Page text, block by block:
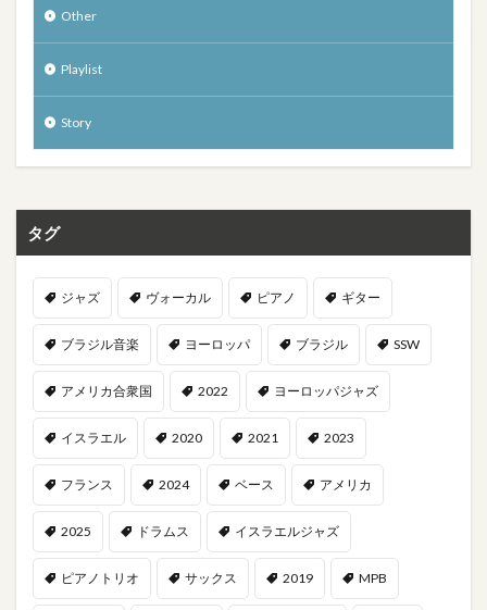
Other
Playlist
Story
タグ
ジャズ ヴォーカル ピアノ ギター
ブラジル音楽 ヨーロッパ ブラジル SSW
アメリカ合衆国 2022 ヨーロッパジャズ
イスラエル 2020 2021 2023
フランス 2024 ベース アメリカ
2025 ドラムス イスラエルジャズ
ピアノトリオ サックス 2019 MPB